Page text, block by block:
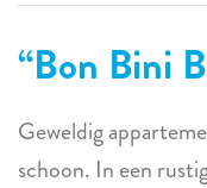
Bon Bini
Geweldig
schoon. In een